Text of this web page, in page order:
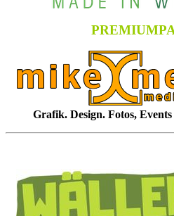
Grafik. Design. Fotos,